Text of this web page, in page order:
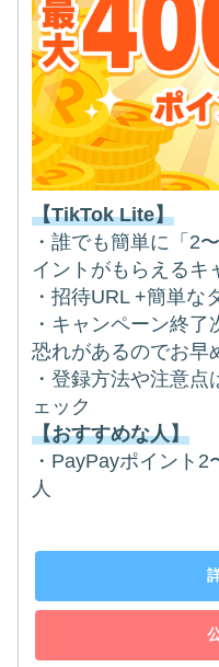
【TikTok Lite】
・誰でも簡単に「2
イントがもらえるキ
・招待URL +簡単な
・キャンペーン終
恐れがあるのでお早
・登録方法や注意
ェック
【おすすめな人】
・PayPayポイント
人